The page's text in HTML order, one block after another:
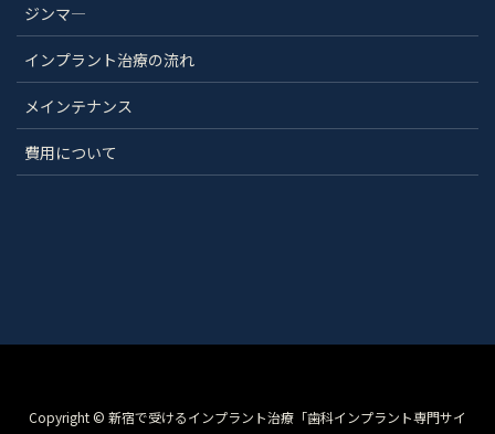
ジンマ―
インプラント治療の流れ
メインテナンス
費用について
Copyright © 新宿で受けるインプラント治療「歯科インプラント専門サイ